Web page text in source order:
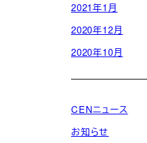
2021年1月
2020年12月
2020年10月
CENニュース
お知らせ